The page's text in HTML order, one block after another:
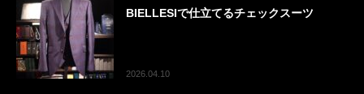
BIELLESIで仕立てるチェックスーツ
2026.04.10